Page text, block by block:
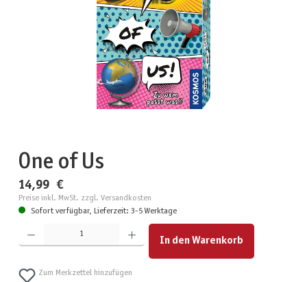
One of Us
14,99 €
Preise inkl. MwSt. zzgl. Versandkosten
Sofort verfügbar, Lieferzeit: 3-5 Werktage
Produkt Anzahl: Gib den gewünschten Wert ein oder benutze die Schaltflächen um die Anzahl zu
In den Warenkorb
Zum Merkzettel hinzufügen